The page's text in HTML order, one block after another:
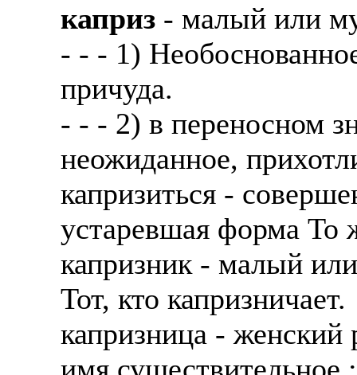
каприз - малый или
- - - 1)
причуда.
- - - 2) в переносном
неожиданное,
капризиться -
устаревшая форма То
капризник - малый
Тот, кто капризничает.
капризница - женский